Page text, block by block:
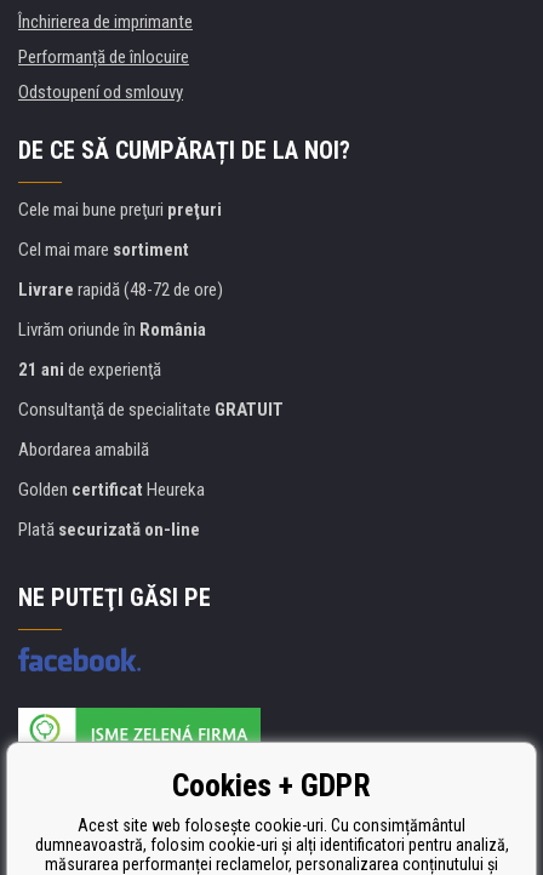
Închirierea de imprimante
Performanță de înlocuire
Odstoupení od smlouvy
DE CE SĂ CUMPĂRAȚI DE LA NOI?
Cele mai bune preţuri preţuri
Cel mai mare sortiment
Livrare rapidă (48-72 de ore)
Livrăm oriunde în România
21 ani de experienţă
Consultanţă de specialitate GRATUIT
Abordarea amabilă
Golden certificat Heureka
Plată securizată on-line
NE PUTEŢI GĂSI PE
Producătorul umpluturii de rezervă este certificat
ISO 9001, ISO 14001 şi STMC.Cookies + GDPR
Acest site web folosește cookie-uri. Cu consimțământul
dumneavoastră, folosim cookie-uri și alți identificatori pentru analiză,
măsurarea performanței reclamelor, personalizarea conținutului și